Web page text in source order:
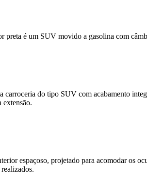
preta é um SUV movido a gasolina com
carroceria do tipo SUV com acabamento
extensão.
espaçoso, projetado para acomodar os